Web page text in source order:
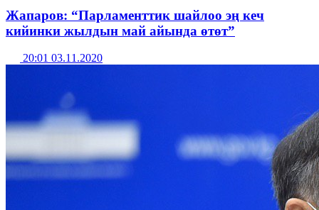
Жапаров: “Парламенттик шайлоо эң кеч
кийинки жылдын май айында өтөт”
20:01 03.11.2020